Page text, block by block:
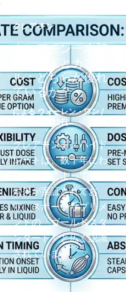
クレアチン
クレアチン一水和
物の粉末とカプセ
ル：どちらが優れ
ているか？
による ウォーレン・ワン /
2026年6月12日
クレアチンモノハイド
レートは、数十年にわ
たる研究によってその
効果が実証されてお
り、スポーツサプリメ
ントの「ゴールドスタ
ンダード」と広く認識
されています。